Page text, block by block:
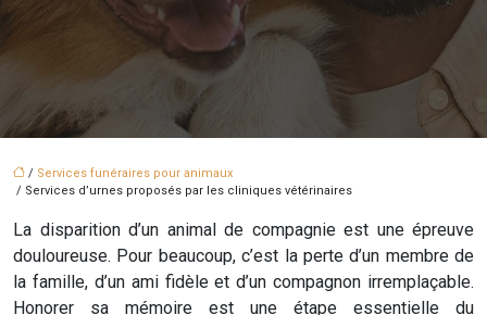
/ Services funéraires pour animaux
/ Services d’urnes proposés par les cliniques vétérinaires
La disparition d’un animal de compagnie est une épreuve
douloureuse. Pour beaucoup, c’est la perte d’un membre de
la famille, d’un ami fidèle et d’un compagnon irremplaçable.
Honorer sa mémoire est une étape essentielle du